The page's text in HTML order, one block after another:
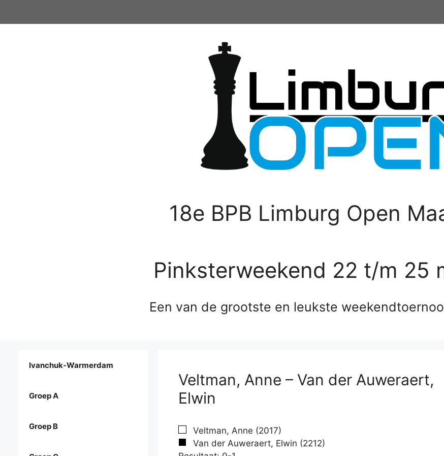
18e BPB Limburg Open
Pinksterweekend 22 t/m 25
Een van de grootste en leukste
Veltman, Anne – Van der Auweraert,
Elwin
Veltman, Anne (2017)
Van der Auweraert, Elwin (2212)
Ivanchuk-Warmerdam
Groep A
Groep B